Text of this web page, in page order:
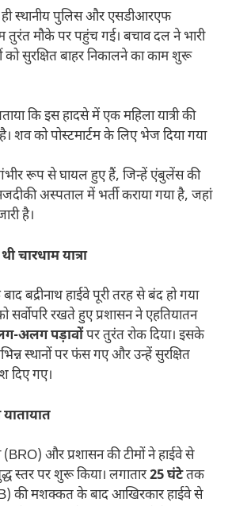
स्थानीय पुलिस और एसडीआरएफ
तुरंत मौके पर पहुंच गई। बचाव दल ने भारी
को सुरक्षित बाहर निकालने का काम शुरू
कि इस हादसे में एक महिला यात्री की
शव को पोस्टमार्टम के लिए भेज दिया गया
गंभीर रूप से घायल हुए हैं, जिन्हें एंबुलेंस की
अस्पताल में भर्ती कराया गया है, जहां
है।
चारधाम यात्रा
बद्रीनाथ हाईवे पूरी तरह से बंद हो गया
को सर्वोपरि रखते हुए प्रशासन ने एहतियातन
अलग पड़ावोंपर तुरंत रोक दिया। इसके
स्थानों पर फंस गए और उन्हें सुरक्षित
दिए गए।
और प्रशासन की टीमों ने हाईवे से
स्तर पर शुरू किया। लगातार25 घंटेतक
की मशक्कत के बाद आखिरकार हाईवे से